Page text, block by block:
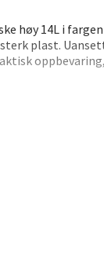
høy 14L i
plast.
og farger,